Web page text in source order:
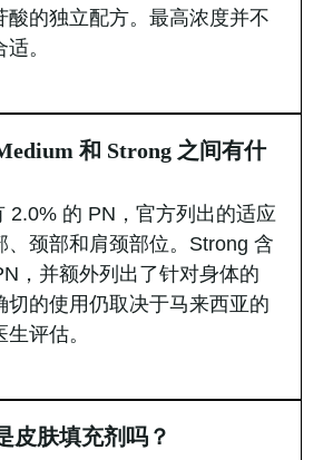
酸的独立配方。最高浓度并不
。
和 Strong 之间有什
2.0% 的 PN，官方列出的适应
、颈部和肩颈部位。Strong 含
，并额外列出了针对身体的
切的使用仍取决于马来西亚的
评估。
皮肤填充剂吗？